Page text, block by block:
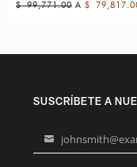
$99,771.00 A $
SUSCRÍBETE A
Your